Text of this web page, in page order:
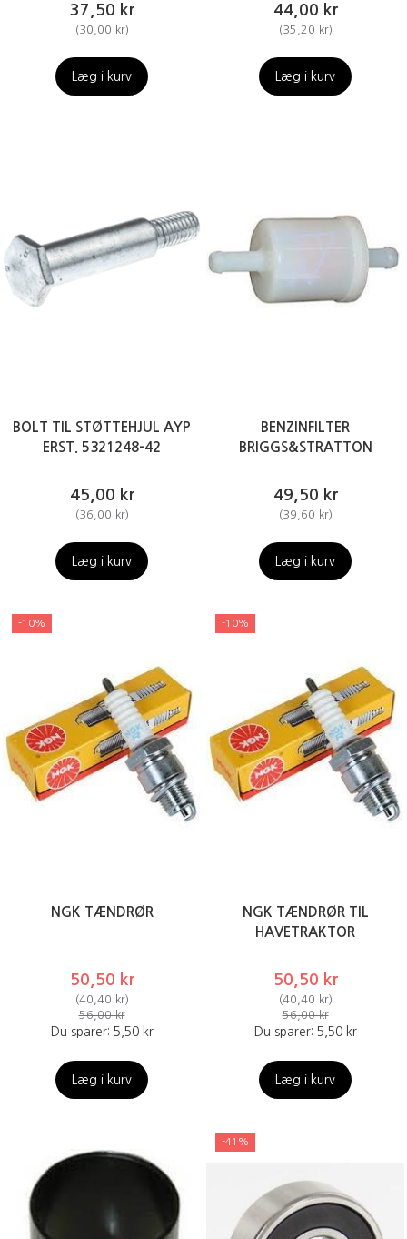
37,50 kr
(30,00 kr)
Læg i kurv
44,00 kr
(35,20 kr)
Læg i kurv
BOLT TIL STØTTEHJUL AYP
ERST. 5321248-42
45,00 kr
(36,00 kr)
Læg i kurv
BENZINFILTER
BRIGGS&STRATTON
49,50 kr
(39,60 kr)
Læg i kurv
-10%
NGK TÆNDRØR
50,50 kr
(40,40 kr)
56,00 kr
Du sparer: 5,50 kr
Læg i kurv
-10%
NGK TÆNDRØR TIL
HAVETRAKTOR
50,50 kr
(40,40 kr)
56,00 kr
Du sparer: 5,50 kr
Læg i kurv
-41%